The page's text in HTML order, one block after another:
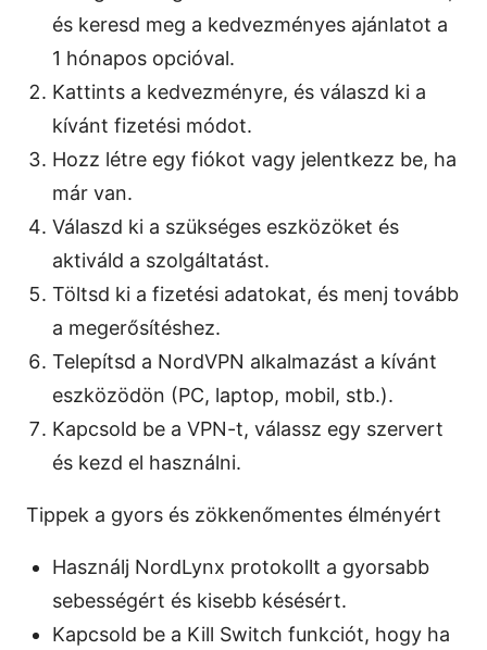
és keresd meg a kedvezményes ajánlatot a
1 hónapos opcióval.
Kattints a kedvezményre, és válaszd ki a
kívánt fizetési módot.
Hozz létre egy fiókot vagy jelentkezz be, ha
már van.
Válaszd ki a szükséges eszközöket és
aktiváld a szolgáltatást.
Töltsd ki a fizetési adatokat, és menj tovább
a megerősítéshez.
Telepítsd a NordVPN alkalmazást a kívánt
eszközödön (PC, laptop, mobil, stb.).
Kapcsold be a VPN-t, válassz egy szervert
és kezd el használni.
Tippek a gyors és zökkenőmentes élményért
Használj NordLynx protokollt a gyorsabb
sebességért és kisebb késésért.
Kapcsold be a Kill Switch funkciót, hogy ha